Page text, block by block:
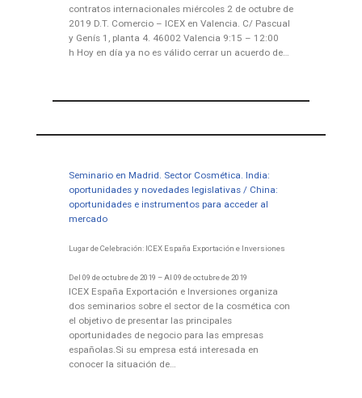
contratos internacionales miércoles 2 de octubre de
2019 D.T. Comercio – ICEX en Valencia. C/ Pascual
y Genís 1, planta 4. 46002 Valencia 9:15 – 12:00
h Hoy en día ya no es válido cerrar un acuerdo de…
Seminario en Madrid. Sector Cosmética. India:
oportunidades y novedades legislativas / China:
oportunidades e instrumentos para acceder al
mercado
Lugar de Celebración: ICEX España Exportación e Inversiones
Del 09 de octubre de 2019 – Al 09 de octubre de 2019
ICEX España Exportación e Inversiones organiza
dos seminarios sobre el sector de la cosmética con
el objetivo de presentar las principales
oportunidades de negocio para las empresas
españolas.Si su empresa está interesada en
conocer la situación de…